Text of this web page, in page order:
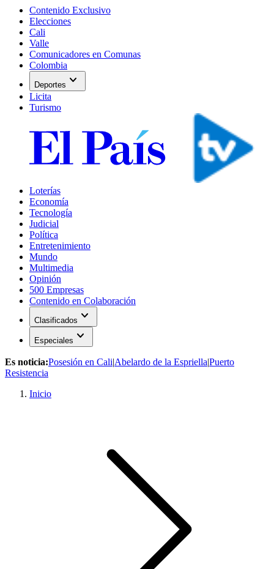
Contenido Exclusivo
Elecciones
Cali
Valle
Comunicadores en Comunas
Colombia
Deportes expand_more
Licita
Turismo
Loterías
Economía
Tecnología
Judicial
Política
Entretenimiento
Mundo
Multimedia
Opinión
500 Empresas
Contenido en Colaboración
Clasificados expand_more
Especiales expand_more
Es noticia:Posesión en Cali|Abelardo de la Espriella|Puerto
Resistencia
Inicio